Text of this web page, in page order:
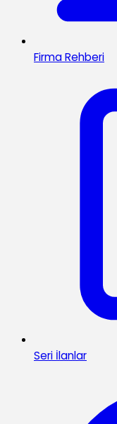
Firma Rehberi
Seri İlanlar